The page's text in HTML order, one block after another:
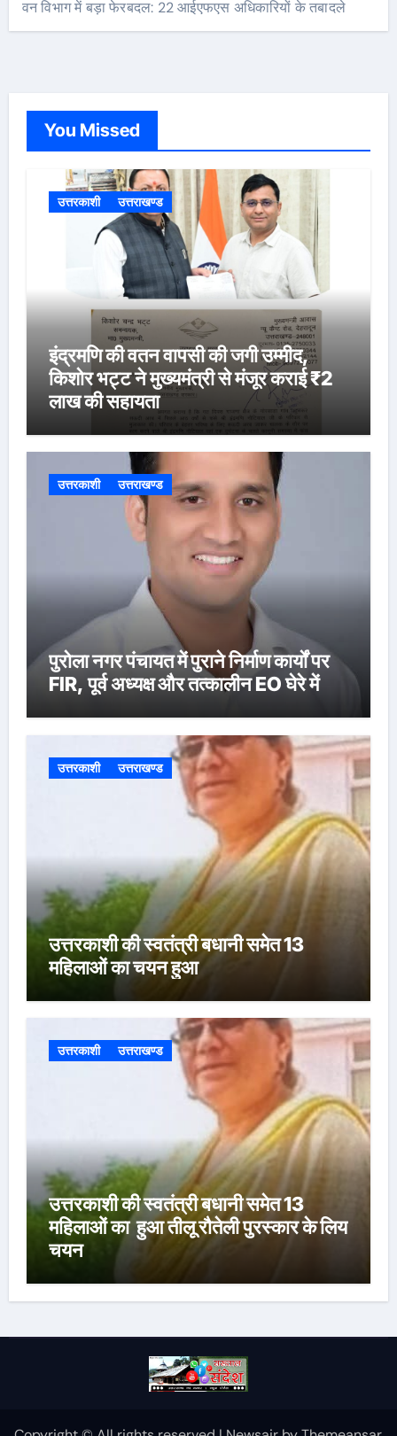
वन विभाग में बड़ा फेरबदल: 22 आईएफएस अधिकारियों के तबादले
You Missed
उत्तरकाशी उत्तराखण्ड
इंद्रमणि की वतन वापसी की जगी उम्मीद,
किशोर भट्ट ने मुख्यमंत्री से मंजूर कराई ₹2
लाख की सहायता
उत्तरकाशी उत्तराखण्ड
पुरोला नगर पंचायत में पुराने निर्माण कार्यों पर
FIR, पूर्व अध्यक्ष और तत्कालीन EO घेरे में
उत्तरकाशी उत्तराखण्ड
उत्तरकाशी की स्वतंत्री बधानी समेत 13
महिलाओं का चयन हुआ
उत्तरकाशी उत्तराखण्ड
उत्तरकाशी की स्वतंत्री बधानी समेत 13
महिलाओं का हुआ तीलू रौतेली पुरस्कार के लिय
चयन